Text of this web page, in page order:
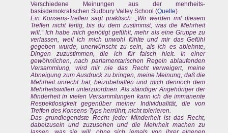
Verschiedene Meinungen aus der mehrheits-
basisdemokratischen Sudbury Valley School (Quelle)
Ein Konsens-Treffen sagt praktisch: „Wir werden mit diesem
Treffen nicht fertig, bis du dem zustimmst, was die Mehrheit
will.“ Ich habe mich genötigt gefühlt, mehr als eine Gruppe zu
verlassen, weil ich mich unwohl fühlte und mir das Gefühl
gegeben wurde, unerwünscht zu sein, als ich es ablehnte,
Dingen zuzustimmen, die ich für falsch hielt. In einer
gewöhnlichen, nach parlamentarischen Regeln ablaufenden
Versammlung, wird mir nie das Recht verweigert, meine
Abneigung zum Ausdruck zu bringen, meine Meinung, daß die
Mehrheit unrecht hat, beizubehalten und mich dennoch dem
Mehrheitswillen unterzuordnen. Als ständiger Angehöriger der
Minderheit in vielen Versammlungen kann ich die immanente
Respektlosigkeit gegenüber meiner Individualität, die von
Treffen des Konsens-Typs herrührt, nicht tolerieren.
Das grundlegendste Recht jeder Minderheit ist das Recht,
dabeizusein und zuzusehen und die Mehrheit machen zu